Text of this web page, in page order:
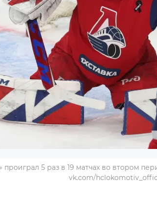
проиграл 5 раз в 19 матчах во втором
vk.com/